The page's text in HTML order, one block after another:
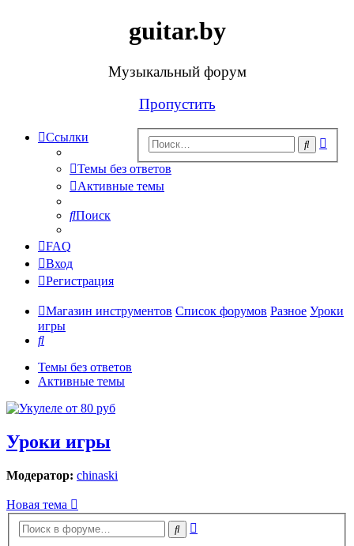
guitar.by
Музыкальный форум
Пропустить
Поиск
Ссылки
Темы без ответов
Активные темы
Поиск
FAQ
Вход
Регистрация
Магазин инструментов Список форумов Разное Уроки
игры
Поиск
Темы без ответов
Активные темы
Уроки игры
Модератор: chinaski
Новая тема
Поиск